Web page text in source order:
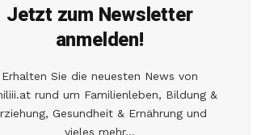
Jetzt zum Newsletter
anmelden!
Erhalten Sie die neuesten News von
rund um Familienleben, Bildung &
Gesundheit & Ernährung und
vieles mehr...